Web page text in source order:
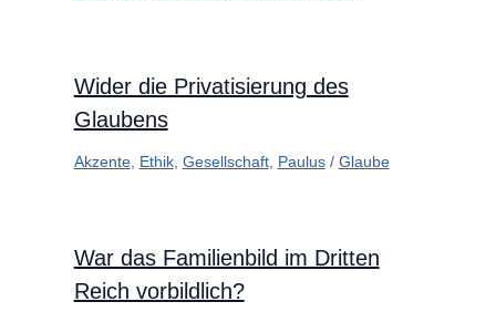
Wider die Privatisierung des
Glaubens
Akzente, Ethik, Gesellschaft, Paulus/ Glaube
War das Familienbild im Dritten
Reich vorbildlich?